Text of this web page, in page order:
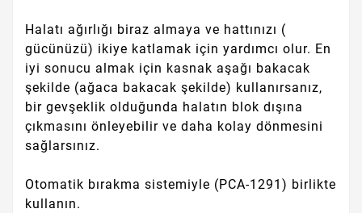
Halatı ağırlığı biraz almaya ve hattınızı (
gücünüzü) ikiye katlamak için yardımcı olur. En
iyi sonucu almak için kasnak aşağı bakacak
şekilde (ağaca bakacak şekilde) kullanırsanız,
bir gevşeklik olduğunda halatın blok dışına
çıkmasını önleyebilir ve daha kolay dönmesini
sağlarsınız.
Otomatik bırakma sistemiyle (PCA-1291) birlikte
kullanın.